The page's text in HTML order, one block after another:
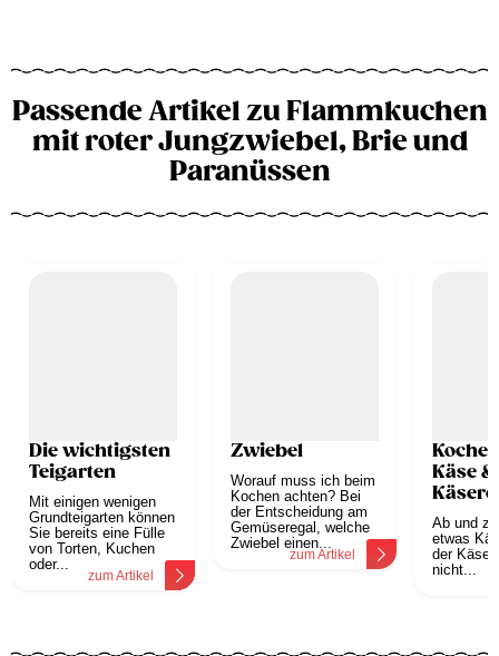
Passende Artikel zu Flammkuchen
mit roter Jungzwiebel, Brie und
Paranüssen
Die wichtigsten
Teigarten
Mit einigen wenigen
Grundteigarten können
Sie bereits eine Fülle
von Torten, Kuchen
oder...
zum Artikel
Zwiebel
Worauf muss ich beim
Kochen achten? Bei
der Entscheidung am
Gemüseregal, welche
Zwiebel einen...
zum Artikel
Käse &
Ab und
etwas
der Käse
nicht...